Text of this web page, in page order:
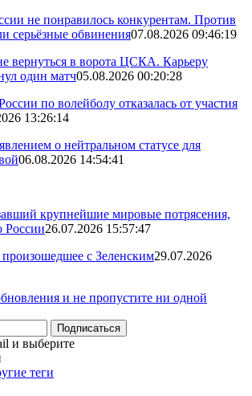
не понравилось конкурентам. Против
серьёзные обвинения07.08.2026 09:46:19
вернуться в ворота ЦСКА. Карьеру
один матч05.08.2026 00:20:28
по волейболу отказалась от участия
13:26:14
о нейтральном статусе для
06.08.2026 14:54:41
крупнейшие мировые потрясения,
России26.07.2026 15:57:47
с Зеленским29.07.2026
и не пропустите ни одной
и выберите
теги